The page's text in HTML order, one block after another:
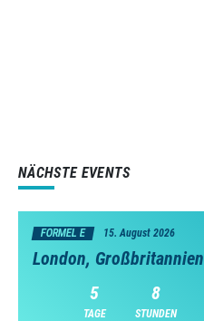
NÄCHSTE EVENTS
FORMEL E 15. August 2026
London, Großbritannien
5
TAGE
8
STUNDEN